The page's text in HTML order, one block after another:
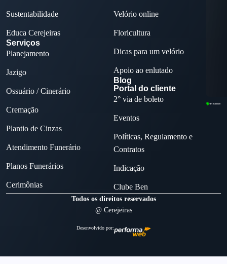
Sustentabilidade
Educa Cerejeiras
Serviços
Planejamento
Jazigo
Ossuário / Cinerário
Cremação
Plantio de Cinzas
Atendimento Funerário
Planos Funerários
Cerimônias
Velório online
Floricultura
Dicas para um velório
Apoio ao enlutado
Blog
Portal do cliente
2° via de boleto
Eventos
Políticas, Regulamento e
Contratos
Indicação
Clube Ben
Todos os direitos reservados
@ Cerejeiras
Desenvolvido por: